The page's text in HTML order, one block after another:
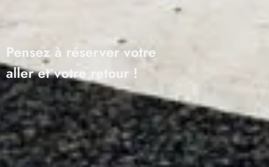
Pensez à réserver votre
aller et votre retour !